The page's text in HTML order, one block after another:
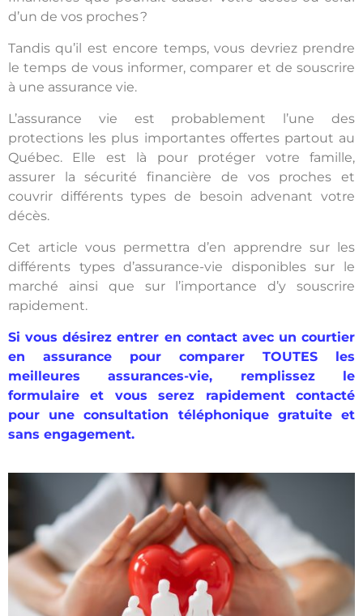
d’un de vos proches ?
Tandis qu’il est encore temps, vous devriez prendre
le temps de vous informer, comparer et de souscrire
à une assurance vie.
L’assurance vie est probablement l’une des
protections les plus importantes offertes partout au
Québec. Elle est là pour protéger votre famille,
assurer la sécurité financière de vos proches et
couvrir différents types de besoin advenant votre
décès.
Cet article vous permettra d’en apprendre sur les
différents types d’assurance-vie disponibles sur le
marché ainsi que sur l’importance d’y souscrire
rapidement.
Si vous désirez entrer en contact avec un courtier
en assurance pour comparer TOUTES les
meilleures assurances-vie, remplissez le
formulaire et vous serez rapidement contacté
pour une consultation téléphonique gratuite et
sans engagement.